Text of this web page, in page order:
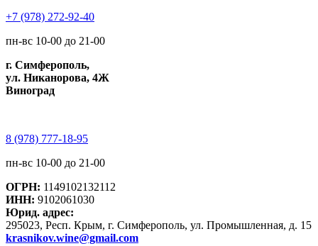
+7 (978) 272-92-40
пн-вс 10-00 до 21-00
г. Симферополь,
ул. Никанорова, 4Ж
Виноград
8 (978) 777-18-95
пн-вс 10-00 до 21-00
ОГРН: 1149102132112
ИНН: 9102061030
Юрид. адрес:
295023, Респ. Крым, г. Симферополь, ул. Промышленная, д. 15
krasnikov.wine@gmail.com